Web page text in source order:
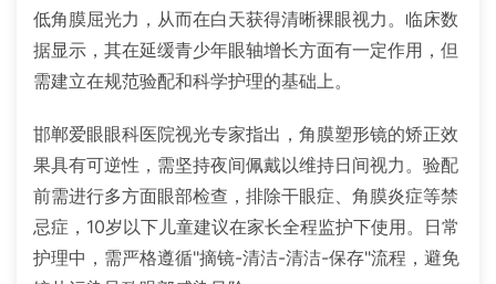
低角膜屈光力，从而在白天获得清晰裸眼视力。临床数
据显示，其在延缓青少年眼轴增长方面有一定作用，但
需建立在规范验配和科学护理的基础上。
邯郸爱眼眼科医院视光专家指出，角膜塑形镜的矫正效
果具有可逆性，需坚持夜间佩戴以维持日间视力。验配
前需进行多方面眼部检查，排除干眼症、角膜炎症等禁
忌症，10岁以下儿童建议在家长全程监护下使用。日常
护理中，需严格遵循"摘镜-清洁-清洁-保存"流程，避免